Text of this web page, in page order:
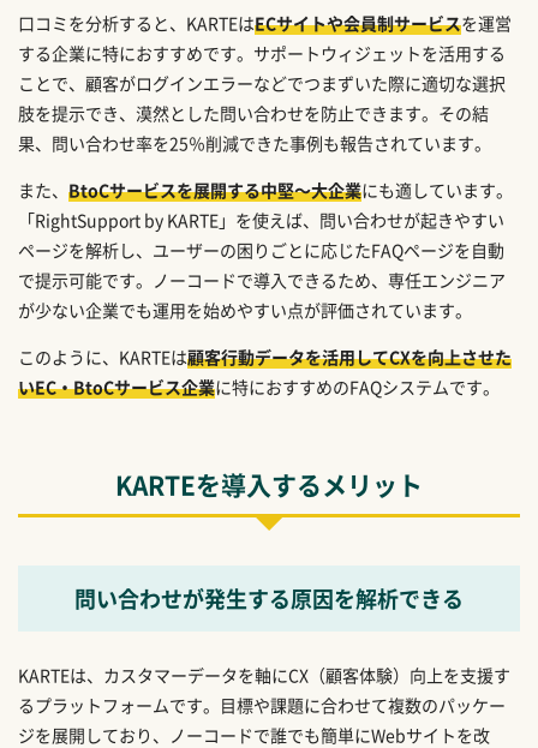
口コミを分析すると、KARTEはECサイトや会員制サービスを運営
する企業に特におすすめです。サポートウィジェットを活用する
ことで、顧客がログインエラーなどでつまずいた際に適切な選択
肢を提示でき、漠然とした問い合わせを防止できます。その結
果、問い合わせ率を25％削減できた事例も報告されています。
また、 BtoCサービスを展開する中堅～大企業にも適しています。
「RightSupport by KARTE」を使えば、問い合わせが起きやすい
ページを解析し、ユーザーの困りごとに応じたFAQページを自動
で提示可能です。ノーコードで導入できるため、専任エンジニア
が少ない企業でも運用を始めやすい点が評価されています。
このように、KARTEは顧客行動データを活用してCXを向上させた
いEC・BtoCサービス企業に特におすすめのFAQシステムです。
KARTEを導入するメリット
問い合わせが発生する原因を解析できる
KARTEは、カスタマーデータを軸にCX（顧客体験）向上を支援す
るプラットフォームです。目標や課題に合わせて複数のパッケー
ジを展開しており、ノーコードで誰でも簡単にWebサイトを改